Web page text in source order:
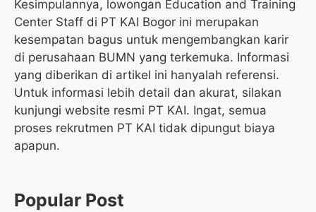
Kesimpulannya, lowongan Education and Training
Center Staff di PT KAI Bogor ini merupakan
kesempatan bagus untuk mengembangkan karir
di perusahaan BUMN yang terkemuka. Informasi
yang diberikan di artikel ini hanyalah referensi.
Untuk informasi lebih detail dan akurat, silakan
kunjungi website resmi PT KAI. Ingat, semua
proses rekrutmen PT KAI tidak dipungut biaya
apapun.
Popular Post